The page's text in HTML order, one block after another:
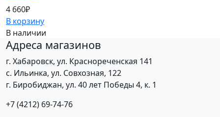
4 660₽
В корзину
В наличии
Адреса магазинов
г. Хабаровск, ул. Краснореченская 141
с. Ильинка, ул. Совхозная, 122
г. Биробиджан, ул. 40 лет Победы 4, к. 1
+7 (4212) 69-74-76